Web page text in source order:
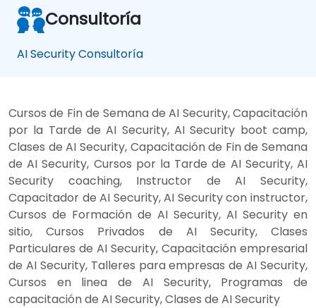
Consultoría
AI Security Consultoría
Cursos de Fin de Semana de AI Security, Capacitación
por la Tarde de AI Security, AI Security boot camp,
Clases de AI Security, Capacitación de Fin de Semana
de AI Security, Cursos por la Tarde de AI Security, AI
Security coaching, Instructor de AI Security,
Capacitador de AI Security, AI Security con instructor,
Cursos de Formación de AI Security, AI Security en
sitio, Cursos Privados de AI Security, Clases
Particulares de AI Security, Capacitación empresarial
de AI Security, Talleres para empresas de AI Security,
Cursos en linea de AI Security, Programas de
capacitación de AI Security, Clases de AI Security